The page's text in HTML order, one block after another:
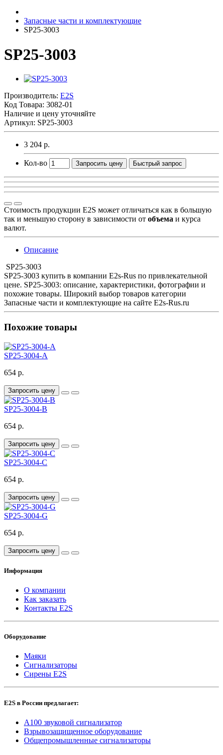
Запасные части и комплектующие
SP25-3003
SP25-3003
Производитель: E2S
Код Товара: 3082-01
Наличие и цену уточняйте
Артикул: SP25-3003
3 204 р.
Кол-во Запросить цену Быстрый запрос
Стоимость продукции E2S может отличаться как в большую
так и меньшую сторону в зависимости от объема и курса
валют.
Описание
SP25-3003
SP25-3003 купить в компании E2s-Rus по привлекательной
цене. SP25-3003: описание, характеристики, фотографии и
похожие товары. Широкий выбор товаров категории
Запасные части и комплектующие на сайте E2s-Rus.ru
Похожие товары
SP25-3004-A
654 р.
Запросить цену
SP25-3004-B
654 р.
Запросить цену
SP25-3004-C
654 р.
Запросить цену
SP25-3004-G
654 р.
Запросить цену
Информация
О компании
Как заказать
Контакты E2S
Оборудование
Маяки
Сигнализаторы
Сирены E2S
E2S в России предлагает:
A100 звуковой сигнализатор
Взрывозащищенное оборудование
Общепромышленные сигнализаторы